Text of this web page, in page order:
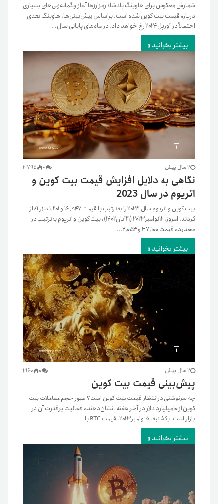
شمارش معکوس برای هاوینگ پادشاه رمزارزها آغاز و گمانه‌زنی‌های بسیاری
درباره قیمت بیت کوین شده است. بر‌اساس پیش‌بینی‌ها، هاوینگ بعدی
احتمالاً در آوریل۲۰۲۴ رخ خواهد داد. در ماه‌های پایانی سال...
بیشتر بخوانید »
2 سال پیش 0
3795
نگاهی به دلایل افزایش قیمت بیت کوین و
اتریوم در سال 2023
بیت کوین و اتریوم سال ۲۰۲۳ را به‌ترتیب با قیمت ۱۶,۵۴۷ و ۱,۲۰۱ دلار آغاز
کردند. امروز، ‌۱۲نوامبر۲۰۲۳ (۲۱آبان۱۴۰۲)، بیت کوین و اتریوم به‌ترتیب در
محدوده قیمت ۳۷,۱۰۰ و ۲,۰۵۳...
بیشتر بخوانید »
2 سال پیش 0
2160
پیش‌بینی قیمت بیت کوین
چه سرنوشتی درانتظار قیمت بیت کوین است؟ عبور حجم معاملات بیت
کوین از ۱۰میلیارد دلار در آخر هفته، نشان‌دهنده فعالیت پرقدرت آن در
بازار است. یکشنبه، ۵نوامبر۲۰۲۳، قیمت BTC با...
بیشتر بخوانید »